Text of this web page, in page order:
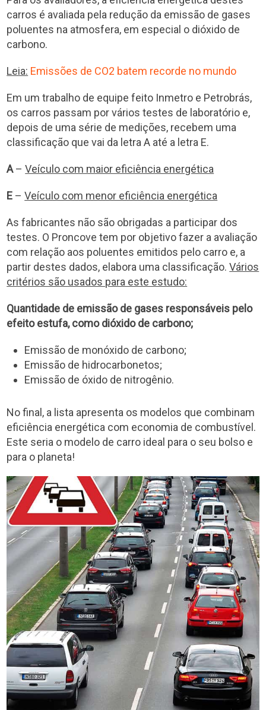
carros é avaliada pela redução da emissão de gases
poluentes na atmosfera, em especial o dióxido de
carbono.
Leia: Emissões de CO2 batem recorde no mundo
Em um trabalho de equipe feito Inmetro e Petrobrás,
os carros passam por vários testes de laboratório e,
depois de uma série de medições, recebem uma
classificação que vai da letra A até a letra E.
A–Veículo com maior eficiência energética
E –Veículo com menor eficiência energética
As fabricantes não são obrigadas a participar dos
testes. O Proncove tem por objetivo fazer a avaliação
com relação aos poluentes emitidos pelo carro e, a
partir destes dados, elabora uma classificação.Vários
critérios são usados para este estudo:
Quantidade de emissão de gases responsáveis pelo
efeito estufa, como dióxido de carbono;
Emissão de monóxido de carbono;
Emissão de hidrocarbonetos;
Emissão de óxido de nitrogênio.
No final, a lista apresenta os modelos que combinam
eficiência energética com economia de combustível.
Este seria o modelo de carro ideal para o seu bolso e
para o planeta!